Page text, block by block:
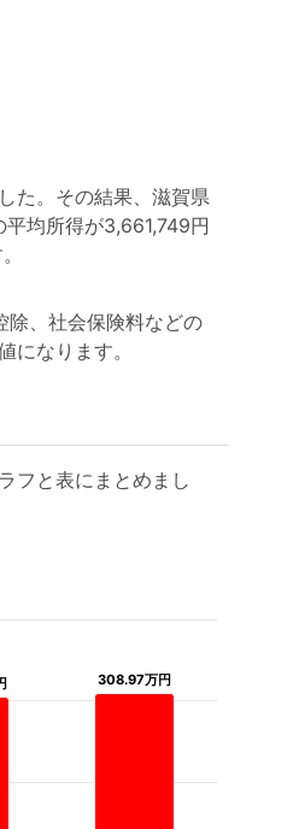
た。その結果、滋賀県
均所得が3,661,749円
、社会保険料などの
になります。
フと表にまとめまし
308.97万円
308.97万円